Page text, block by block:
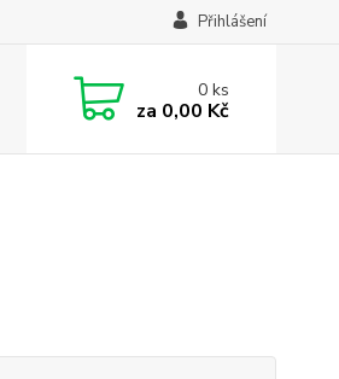
Přihlášení
0ks
za 0,00 Kč